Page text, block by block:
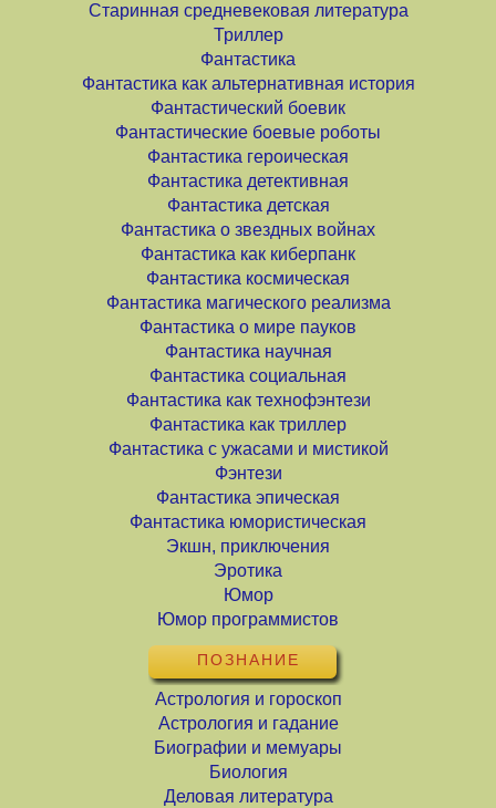
Старинная средневековая литература
Триллер
Фантастика
Фантастика как альтернативная история
Фантастический боевик
Фантастические боевые роботы
Фантастика героическая
Фантастика детективная
Фантастика детская
Фантастика о звездных войнах
Фантастика как киберпанк
Фантастика космическая
Фантастика магического реализма
Фантастика о мире пауков
Фантастика научная
Фантастика социальная
Фантастика как технофэнтези
Фантастика как триллер
Фантастика с ужасами и мистикой
Фэнтези
Фантастика эпическая
Фантастика юмористическая
Экшн, приключения
Эротика
Юмор
Юмор программистов
ПОЗНАНИЕ
Астрология и гороскоп
Астрология и гадание
Биографии и мемуары
Биология
Деловая литература